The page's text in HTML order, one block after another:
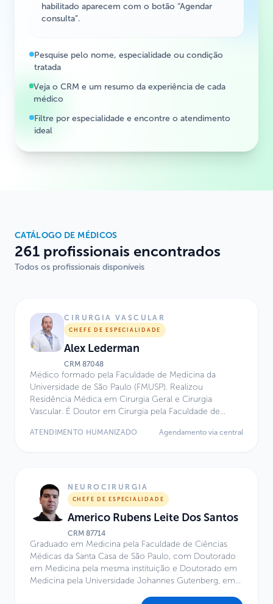
habilitado aparecem com o botão “Agendar
consulta”.
Pesquise pelo nome, especialidade ou condição
tratada
Veja o CRM e um resumo da experiência de cada
médico
Filtre por especialidade e encontre o atendimento
ideal
CATÁLOGO DE MÉDICOS
261 profissionais encontrados
Todos os profissionais disponíveis
CIRURGIA VASCULAR
CHEFE DE ESPECIALIDADE
Alex Lederman
CRM87048
Médico formado pela Faculdade de Medicina da
Universidade de São Paulo (FMUSP). Realizou
Residência Médica em Cirurgia Geral e Cirurgia
Vascular. É Doutor em Cirurgia pela Faculdade de
Hospital Universitário da USP. Possui Título de
Endovascular. MD, PhD.
ATENDIMENTO HUMANIZADO Agendamento via central
NEUROCIRURGIA
CHEFE DE ESPECIALIDADE
Americo Rubens Leite Dos Santos
CRM 87714
Graduado em Medicina pela Faculdade de Ciências
Médicas da Santa Casa de São Paulo, com Doutorado
em Medicina pela mesma instituição e Doutorado em
Medicina pela Universidade Johannes Gutenberg, em